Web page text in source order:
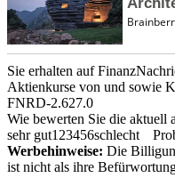
Sie erhalten auf
Aktienkurse von und sowie
FNRD-2.627.0
Wie bewerten Sie die aktuell
sehr gut1 23456schlecht
Werbehinweise: Die
ist nicht als ihre